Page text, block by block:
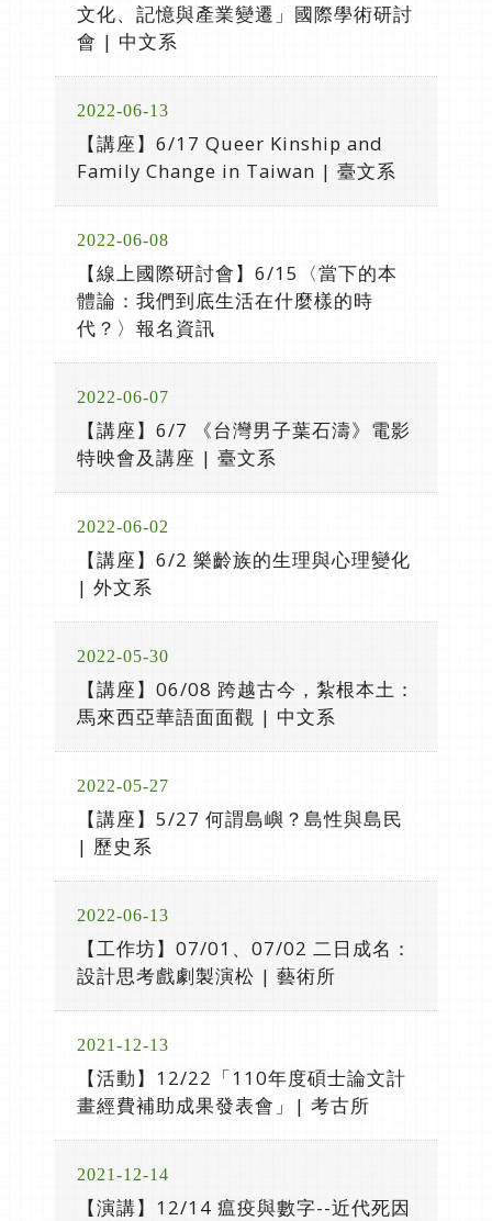
文化、記憶與產業變遷」國際學術研討
會 | 中文系
2022-06-13
【講座】6/17 Queer Kinship and
Family Change in Taiwan | 臺文系
2022-06-08
【線上國際研討會】6/15〈當下的本
體論：我們到底生活在什麼樣的時
代？〉報名資訊
2022-06-07
【講座】6/7 《台灣男子葉石濤》電影
特映會及講座 | 臺文系
2022-06-02
【講座】6/2 樂齡族的生理與心理變化
| 外文系
2022-05-30
【講座】06/08 跨越古今，紮根本土：
馬來西亞華語面面觀 | 中文系
2022-05-27
【講座】5/27 何謂島嶼？島性與島民
| 歷史系
2022-06-13
【工作坊】07/01、07/02 二日成名：
設計思考戲劇製演松 | 藝術所
2021-12-13
【活動】12/22「110年度碩士論文計
畫經費補助成果發表會」| 考古所
2021-12-14
【演講】12/14 瘟疫與數字--近代死因